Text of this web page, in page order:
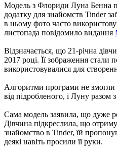
Модель з Флориди Луна Бенна
додатку для знайомств Tinder
в ньому фото часто
листопада повідомило видання
Відзначається, що 21-річна
2017 році. Її зображення стали
використовувалися для
Алгоритми програми не змогли
від підробленого, і Луну разом
Сама модель заявила, що дуже
Дівчина підкреслила, що
знайомство в Tinder, їй
деякі навіть просили її руки.